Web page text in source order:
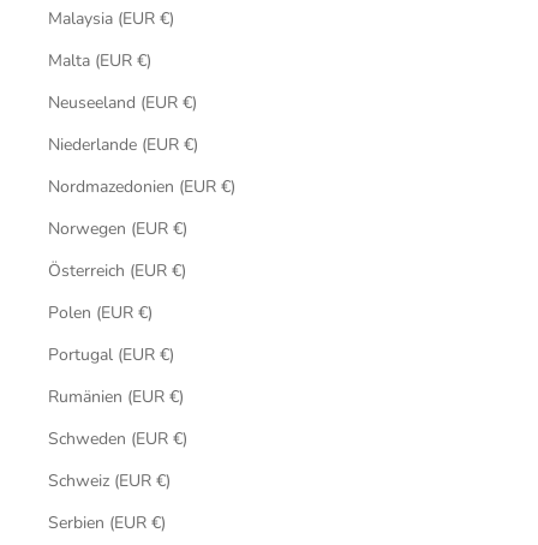
Malaysia (EUR €)
Malta (EUR €)
Neuseeland (EUR €)
Niederlande (EUR €)
Nordmazedonien (EUR €)
Norwegen (EUR €)
Österreich (EUR €)
Polen (EUR €)
Portugal (EUR €)
Rumänien (EUR €)
Schweden (EUR €)
Schweiz (EUR €)
Serbien (EUR €)